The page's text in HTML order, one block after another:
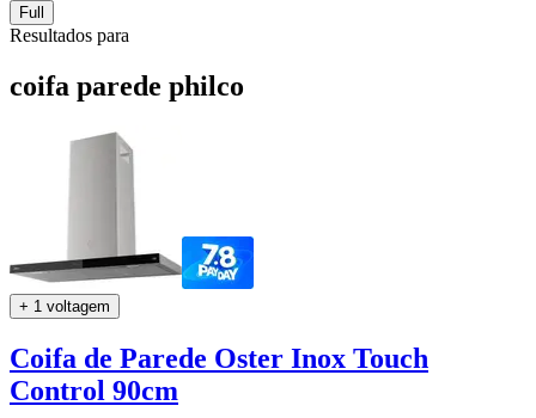
Full
Resultados para
coifa parede philco
+ 1 voltagem
Coifa de Parede Oster Inox Touch
Control 90cm